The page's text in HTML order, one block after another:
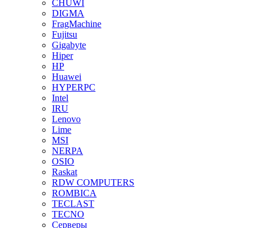
CHUWI
DIGMA
FragMachine
Fujitsu
Gigabyte
Hiper
HP
Huawei
HYPERPC
Intel
IRU
Lenovo
Lime
MSI
NERPA
OSIO
Raskat
RDW COMPUTERS
ROMBICA
TECLAST
TECNO
Серверы